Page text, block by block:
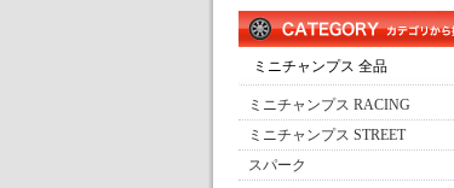
ミニチャンプス 全品
ミニチャンプス RACING
ミニチャンプス STREET
スパーク